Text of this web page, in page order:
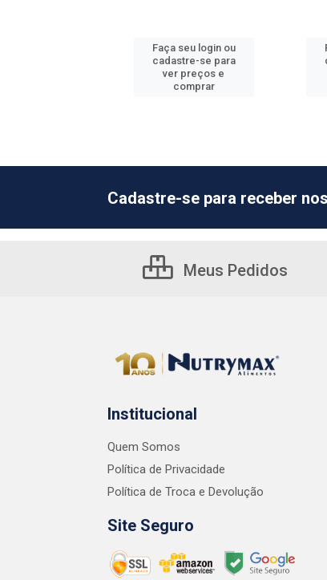
Faça seu login ou
cadastre-se para
ver preços e
comprar
Cadastre-se para receber
Meus Pedidos
Institucional
Quem Somos
Política de Privacidade
Política de Troca e Devolução
Site Seguro